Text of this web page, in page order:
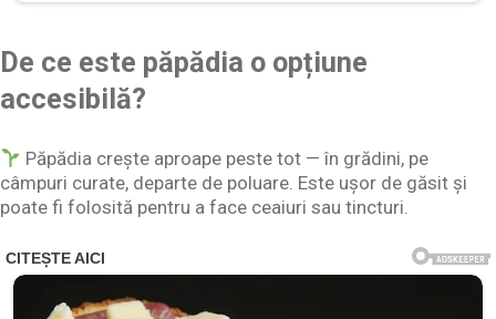
De ce este păpădia o opțiune
accesibilă?
Păpădia crește aproape peste tot — în grădini, pe
câmpuri curate, departe de poluare. Este ușor de găsit și
poate fi folosită pentru a face ceaiuri sau tincturi.